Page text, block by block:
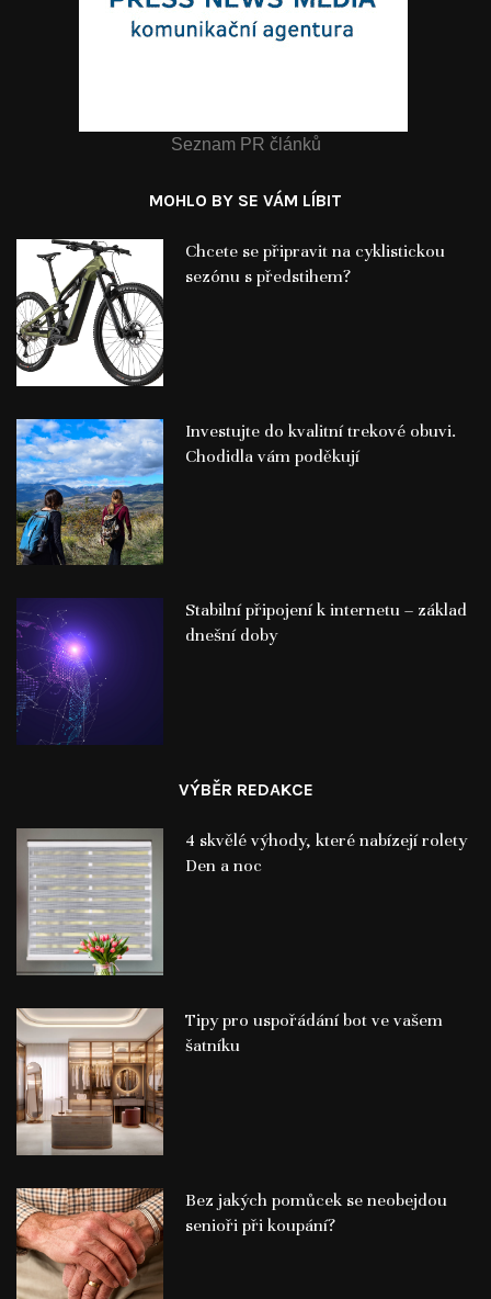
Seznam PR článků
MOHLO BY SE VÁM LÍBIT
Chcete se připravit na cyklistickou
sezónu s předstihem?
Investujte do kvalitní trekové obuvi.
Chodidla vám poděkují
Stabilní připojení k internetu – základ
dnešní doby
VÝBĚR REDAKCE
4 skvělé výhody, které nabízejí rolety
Den a noc
Tipy pro uspořádání bot ve vašem
šatníku
Bez jakých pomůcek se neobejdou
senioři při koupání?